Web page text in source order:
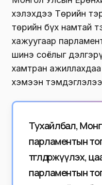
хэлэхдээ Төрийн
төрийн бүх намтай
хажуугаар
шинэ соёлыг
хамтран
хэмээн
Тухайлбал,
парламентын
төгөлдөржүүлэх,
парламентын